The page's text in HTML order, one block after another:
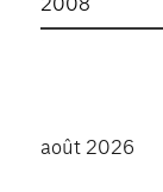
août 2026